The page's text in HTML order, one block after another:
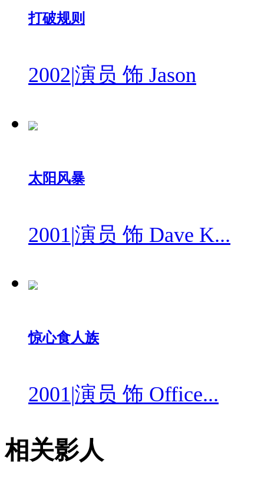
打破规则
2002|演员 饰 Jason
太阳风暴
2001|演员 饰 Dave K...
惊心食人族
2001|演员 饰 Office...
相关影人